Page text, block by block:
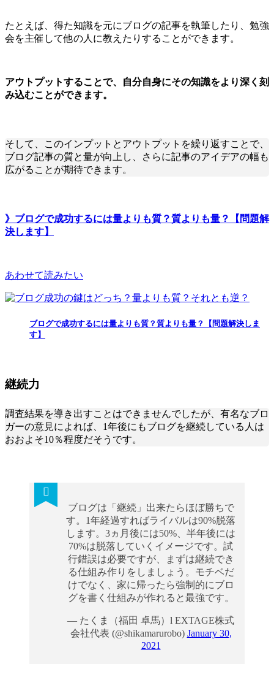
たとえば、得た知識を元にブログの記事を執筆したり、勉強
会を主催して他の人に教えたりすることができます。
アウトプットすることで、自分自身にその知識をより深く刻
み込むことができます。
そして、このインプットとアウトプットを繰り返すことで、
ブログ記事の質と量が向上し、さらに記事のアイデアの幅も
広がることが期待できます。
》ブログで成功するには量よりも質？質よりも量？【問題解
決します】
あわせて読みたい
ブログで成功するには量よりも質？質よりも量？【問題解決しま
す】
継続力
調査結果を導き出すことはできませんでしたが、有名なブロ
ガーの意見によれば、1年後にもブログを継続している人は
おおよそ10％程度だそうです。
ブログは「継続」出来たらほぼ勝ちで
す。1年経過すればライバルは90%脱落
します。3ヵ月後には50%、半年後には
70%は脱落していくイメージです。試
行錯誤は必要ですが、まずは継続でき
る仕組み作りをしましょう。モチベだ
けでなく、家に帰ったら強制的にブロ
グを書く仕組みが作れると最強です。
— たくま（福田 卓馬）l EXTAGE株式
会社代表 (@shikamarurobo) January 30,
2021